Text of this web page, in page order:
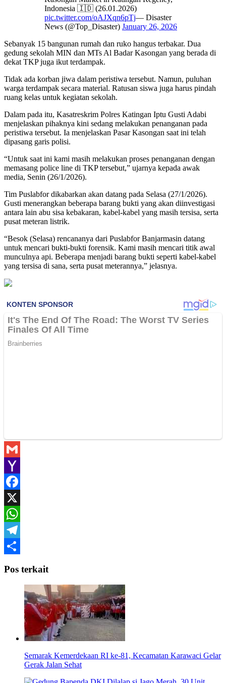
Indonesia 🇮🇩 (26.01.2026)
pic.twitter.com/oAJXqn6pTj— Disaster
News (@Top_Disaster) January 26, 2026
Sebanyak 15 bangunan rumah dan ruko hangus terbakar. Dua
gedung sekolah MIN dan MTs Al Badar Kasongan yang berada di
dekat TKP juga ikut terdampak.
Tidak ada korban jiwa dalam peristiwa tersebut. Namun, puluhan
warga terdampak secara material. Ratusan siswa juga harus pindah
ruang kelas untuk kegiatan sekolah.
Dalam pada itu, Kasatreskrim Polres Katingan Iptu Gusti Adabi
menjelaskan pihaknya kini sedang melakukan penanganan pada
peristiwa tersebut. Ia menjelaskan Pasar Kasongan saat ini telah
dipasang garis polisi.
“Untuk saat ini kami masih melakukan proses penanganan dengan
memasang police line di TKP tersebut,” ujarnya kepada awak
media, Senin (26/1/2026).
Tim Puslabfor dikabarkan akan datang pada Selasa (27/1/2026).
Gusti menerangkan beberapa barang bukti yang akan diinvestigasi
antara lain abu sisa kebakaran, kabel-kabel yang masih tersisa, serta
pusat meteran listrik.
“Besok (Selasa) rencananya dari Puslabfor Banjarmasin datang
untuk mencari bukti-bukti forensik. Kami masih mencari titik awal
munculnya api. Beberapa menjadi barang bukti seperti kabel-kabel
yang tersisa di sana, serta pusat meterannya,” jelasnya.
Gmail
Yahoo
Mail
Facebook
X
WhatsApp
Telegram
Pos terkait
Semarak Kemerdekaan RI ke-81, Kecamatan Karawaci Gelar
Gerak Jalan Sehat